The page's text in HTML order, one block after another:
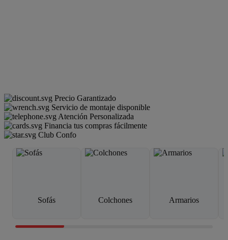
Precio Garantizado
Servicio de montaje disponible
Atención Personalizada
Financia tus compras fácilmente
Club Confo
Sofás Colchones Armarios